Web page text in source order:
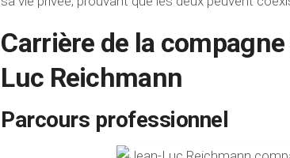
Carrière de la
Luc Reichmann
Parcours professionnel